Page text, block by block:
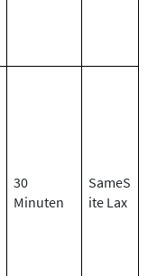
30
Minuten
SameS
ite Lax